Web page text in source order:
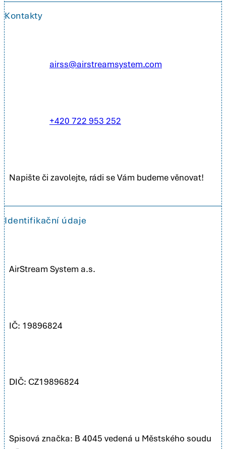
Kontakty
airss@airstreamsystem.com
+420 722 953 252
Napište či zavolejte, rádi se Vám budeme věnovat!
Identifikační údaje
AirStream System a.s.
IČ: 19896824
DIČ: CZ19896824
Spisová značka: B 4045 vedená u Městského soudu